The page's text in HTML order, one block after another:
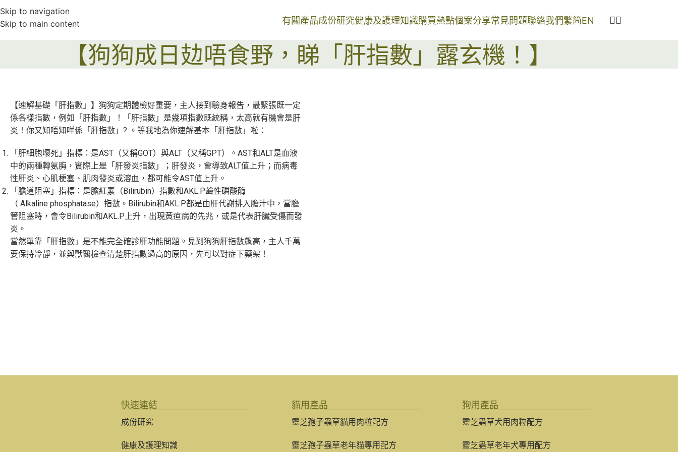
Skip to navigation
Skip to main content
有關產品成份研究健康及護理知識購買熱點個案分享常見問題聯絡我們繁简EN
【狗狗成日攰唔食野，睇「肝指數」露玄機！】
【速解基礎「肝指數」】狗狗定期體檢好重要，主人接到驗身報告，最緊張既一定
係各樣指數，例如「肝指數」！「肝指數」是幾項指數既統稱，太高就有機會是肝
炎！你又知唔知咩係「肝指數」? 。等我地為你速解基本「肝指數」啦：
「肝細胞壞死」指標：是AST（又稱GOT）與ALT（又稱GPT）。AST和ALT是血液
中的兩種轉氨脢，實際上是「肝發炎指數」；肝發炎，會導致ALT值上升；而病毒
性肝炎、心肌梗塞、肌肉發炎或溶血，都可能令AST值上升。
「膽道阻塞」指標：是膽紅素（Bilirubin）指數和AKL.P鹼性磷酸酶
（ Alkaline phosphatase）指數。Bilirubin和AKL.P都是由肝代謝排入膽汁中，當膽
管阻塞時，會令Bilirubin和AKL.P上升，出現黃疸病的先兆，或是代表肝臟受傷而發
炎。
當然單靠「肝指數」是不能完全確診肝功能問題。見到狗狗肝指數飆高，主人千萬
要保持冷靜，並與獸醫檢查清楚肝指數過高的原因，先可以對症下藥架！
快速連結
成份研究
健康及護理知識
貓用產品
靈芝孢子蟲草貓用肉粒配方
靈芝孢子蟲草老年貓專用配方
狗用產品
靈芝蟲草犬用肉粒配方
靈芝蟲草老年犬專用配方